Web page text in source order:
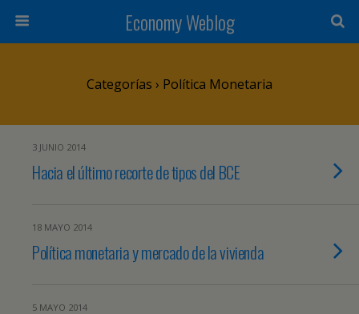
Economy Weblog
Categorías › Política Monetaria
3 JUNIO 2014
Hacia el último recorte de tipos del BCE
18 MAYO 2014
Política monetaria y mercado de la vivienda
5 MAYO 2014